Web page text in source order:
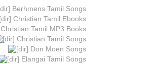
Berhmens Tamil Songs
Christian Tamil Ebooks
Christian Tamil MP3 Books
Christian Tamil Songs
Don Moen Songs
Elangai Tamil Songs